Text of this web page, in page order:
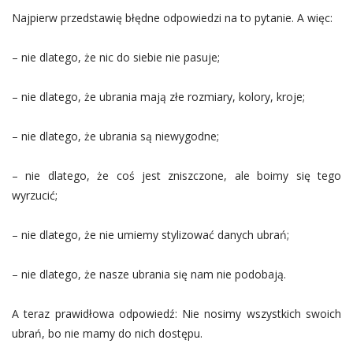
Najpierw przedstawię błędne odpowiedzi na to pytanie. A więc:
– nie dlatego, że nic do siebie nie pasuje;
– nie dlatego, że ubrania mają złe rozmiary, kolory, kroje;
– nie dlatego, że ubrania są niewygodne;
– nie dlatego, że coś jest zniszczone, ale boimy się tego
wyrzucić;
– nie dlatego, że nie umiemy stylizować danych ubrań;
– nie dlatego, że nasze ubrania się nam nie podobają.
A teraz prawidłowa odpowiedź: Nie nosimy wszystkich swoich
ubrań, bo nie mamy do nich dostępu.